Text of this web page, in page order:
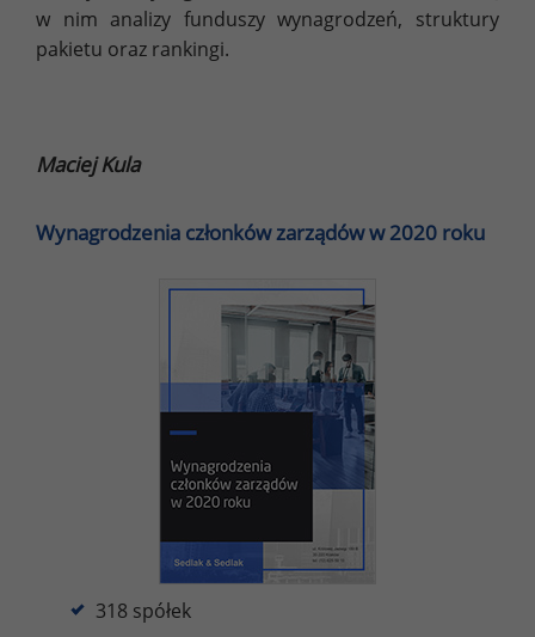
w nim analizy funduszy wynagrodzeń, struktury
pakietu oraz rankingi.
Maciej Kula
Wynagrodzenia członków zarządów w 2020 roku
318 spółek